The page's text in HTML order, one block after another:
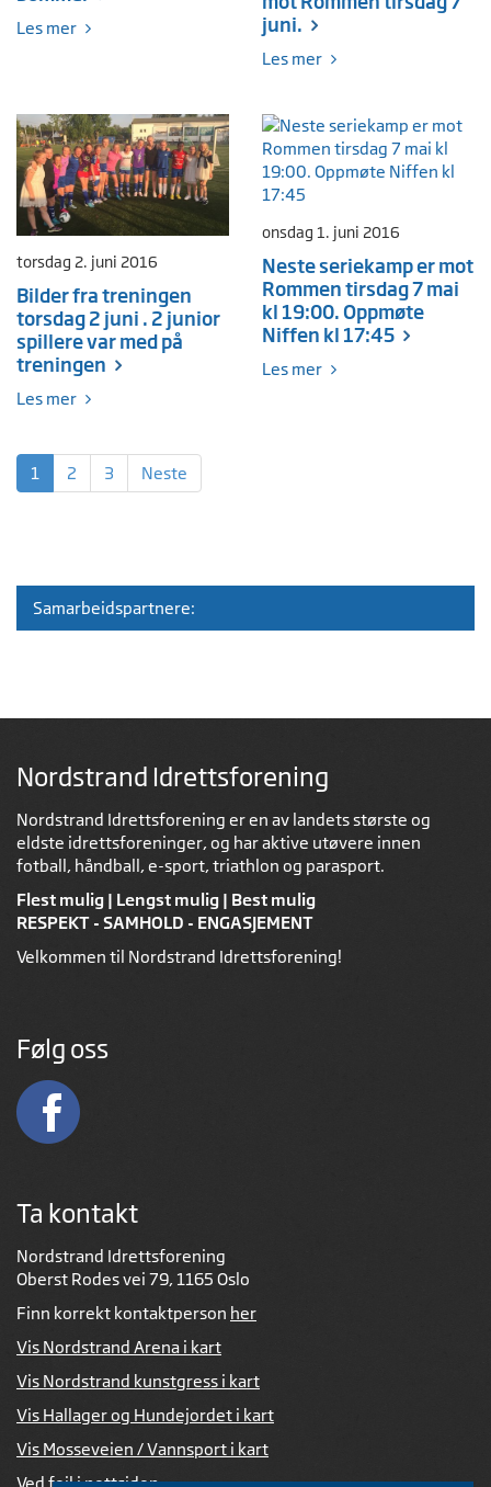
Les mer
juni.
Les mer
torsdag 2. juni 2016
Bilder fra treningen
torsdag 2 juni . 2 junior
spillere var med på
treningen
Les mer
onsdag 1. juni 2016
Neste seriekamp er mot
Rommen tirsdag 7 mai
kl 19:00. Oppmøte
Niffen kl 17:45
Les mer
1 2 3 Neste
Samarbeidspartnere:
Nordstrand Idrettsforening
Nordstrand Idrettsforening er en av landets største og
eldste idrettsforeninger, og har aktive utøvere innen
fotball, håndball, e-sport, triathlon og parasport.
Flest mulig | Lengst mulig | Best mulig
RESPEKT - SAMHOLD - ENGASJEMENT
Velkommen til Nordstrand Idrettsforening!
Følg oss
Ta kontakt
Nordstrand Idrettsforening
Oberst Rodes vei 79, 1165 Oslo
Finn korrekt kontaktperson her
Vis Nordstrand Arena i kart
Vis Nordstrand kunstgress i kart
Vis Hallager og Hundejordet i kart
Vis Mosseveien / Vannsport i kart